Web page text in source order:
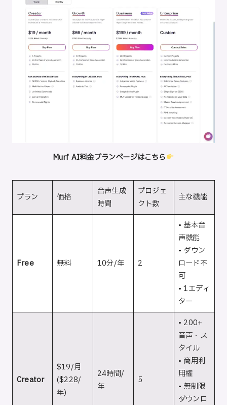
Murf AI料金プランページはこちら
プラン 価格
音声生成
時間
プロジェ
クト数
主な機能
Free 無料 10分/年 2
• 基本音
声機能
• ダウン
ロード不
可
• 1エディ
ター
Creator
$19/月
($228/
年)
24時間/
年
5
• 200+
音声・ス
タイル
• 商用利
用権
• 無制限
ダウンロ